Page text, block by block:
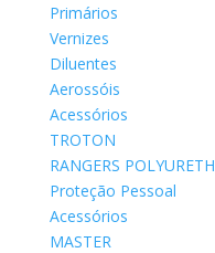
Primários
Vernizes
Diluentes
Aerossóis
Acessórios
TROTON
RANGERS
Proteção Pessoal
Acessórios
MASTER